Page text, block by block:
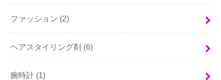
ファッション (2)
ヘアスタイリング剤 (6)
腕時計 (1)